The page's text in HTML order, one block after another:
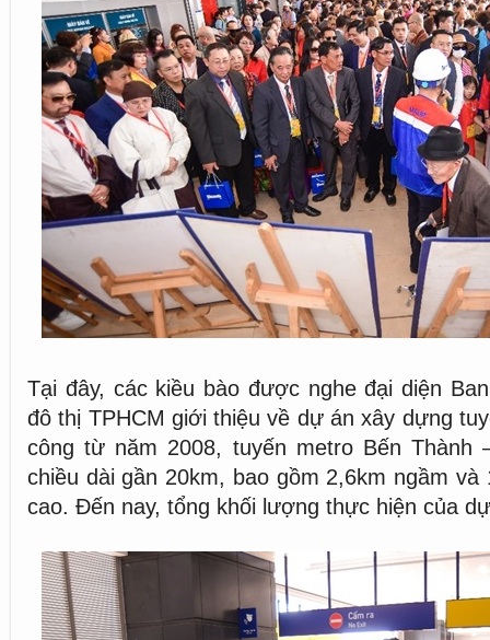
Tại đây, các kiều bào được nghe đại diện
đô thị TPHCM giới thiệu về dự án xây dựng
công từ năm 2008, tuyến metro Bến Thành
chiều dài gần 20km, bao gồm 2,6km ngầm và
cao. Đến nay, tổng khối lượng thực hiện của